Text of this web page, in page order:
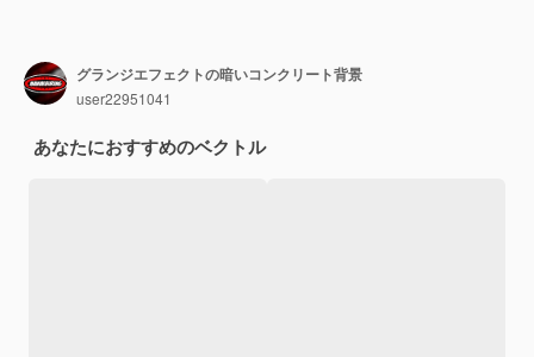
グランジエフェクトの暗いコンクリート背景
user22951041
あなたにおすすめのベクトル